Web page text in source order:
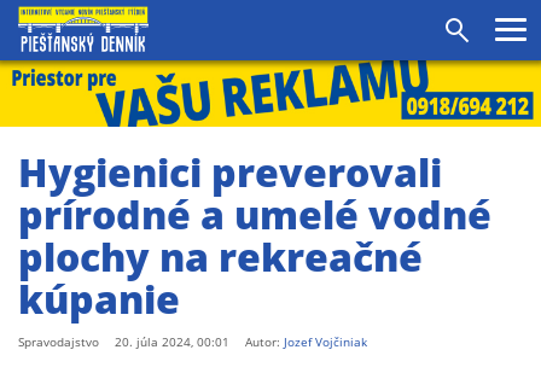
Hygienici preverovali
prírodné a umelé vodné
plochy na rekreačné
kúpanie
Spravodajstvo 20. júla 2024, 00:01 Autor: Jozef Vojčiniak